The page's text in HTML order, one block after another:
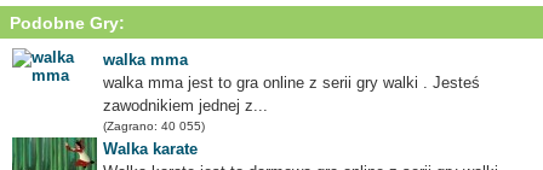
Podobne Gry:
walka mma
walka mma jest to gra online z serii gry walki . Jesteś
zawodnikiem jednej z...
(Zagrano: 40 055)
Walka karate